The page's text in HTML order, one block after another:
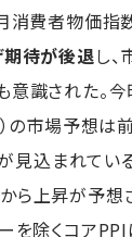
消費者物価指
待が後退し
識された。
の市場予想は
込まれてい
上昇が予想
を除くコア